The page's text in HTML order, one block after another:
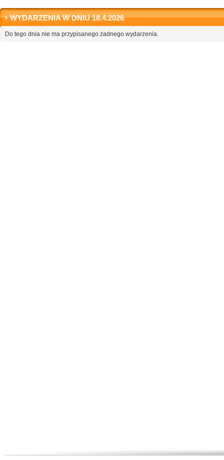
WYDARZENIA W DNIU 18.4.2026
Do tego dnia nie ma przypisanego żadnego wydarzenia.